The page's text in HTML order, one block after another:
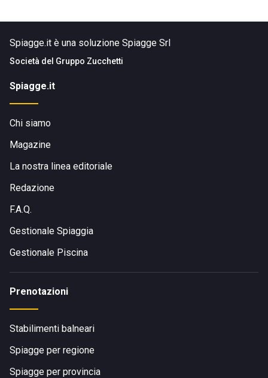
Spiagge.it è una soluzione Spiagge Srl
Società del Gruppo Zucchetti
Spiagge.it
Chi siamo
Magazine
La nostra linea editoriale
Redazione
F.A.Q.
Gestionale Spiaggia
Gestionale Piscina
Prenotazioni
Stabilimenti balneari
Spiagge per regione
Spiagge per provincia